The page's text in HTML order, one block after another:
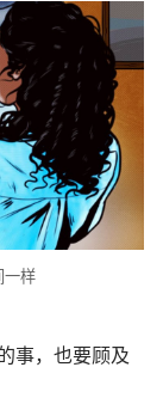
一样
事，也要顾及